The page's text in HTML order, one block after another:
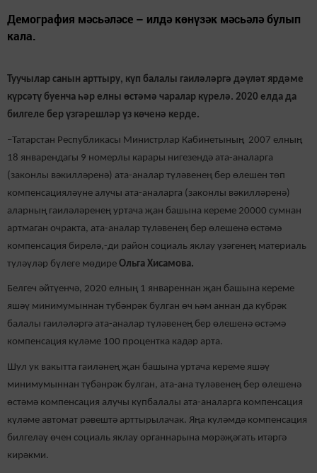
Демография мәсьәләсе – илдә көнүзәк мәсьәлә булып
кала.
Туучылар санын арттыру, күп балалы гаиләләргә дәүләт ярдәме
күрсәтү буенча һәр елны өстәмә чаралар күрелә. 2020 елда да
билгеле бер үзгәрешләр үз көченә керде.
–Татарстан Республикасы Министрлар Кабинетының 2007 елның
18 январендагы 9 номерлы карары нигезендә ата-аналарга
(законлы вәкилләренә) ата-аналар түләвенең бер өлешен төп
компенсацияләүне алучы ата-аналарга (законлы вәкилләренә)
аларның гаиләләренең уртача җан башына кереме 20000 сумнан
артмаган очракта, ата-аналар түләвенең бер өлешенә өстәмә
компенсация бирелә,-ди район социаль яклау үзәгенең материаль
түләүләр бүлеге мөдире Ольга Хисамова.
Белгеч әйтүенчә, 2020 елның 1 январеннан җан башына кереме
яшәү минимумыннан түбәнрәк булган өч һәм аннан да күбрәк
балалы гаиләләргә ата-аналар түләвенең бер өлешенә өстәмә
компенсация күләме 100 процентка кадәр арта.
Шул ук вакытта гаиләнең җан башына уртача кереме яшәү
минимумыннан түбәнрәк булган, ата-ана түләвенең бер өлешенә
өстәмә компенсация алучы күпбалалы ата-аналарга компенсация
күләме автомат рәвештә арттырылачак. Яңа күләмдә компенсация
билгеләү өчен социаль яклау органнарына мөрәҗәгать итәргә
кирәкми.